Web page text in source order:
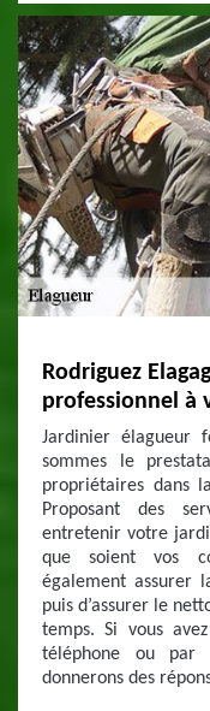
Rodriguez
professionnel à
Jardinier élagueur
sommes le
propriétaires dans
Proposant des
entretenir votre
que soient vos
également assurer
puis d’assurer le
temps. Si vous
téléphone ou par
donnerons des